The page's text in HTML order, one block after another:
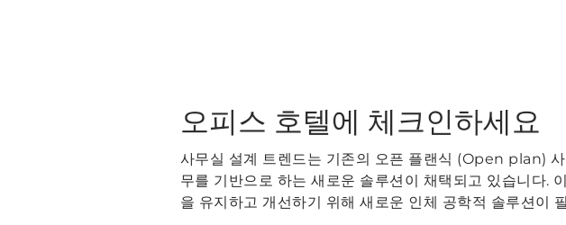
오피스 호텔에 체크인하세요
사무실 설계 트렌드는 기존의 오픈 플랜식 (Open plan)
무를 기반으로 하는 새로운 솔루션이 채택되고 있습니다.
을 유지하고 개선하기 위해 새로운 인체 공학적 솔루션이